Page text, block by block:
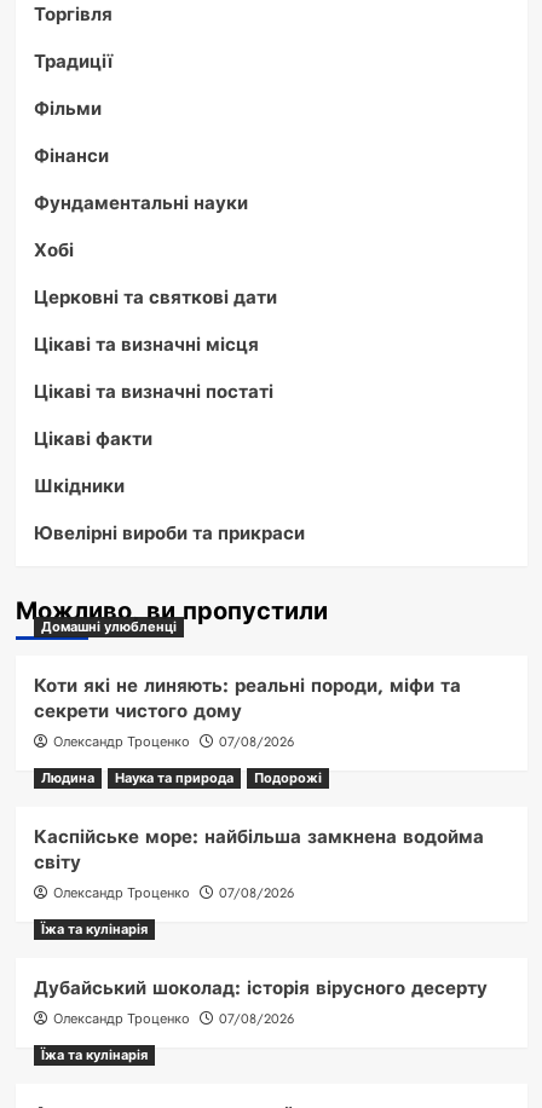
Торгівля
Традиції
Фільми
Фінанси
Фундаментальні науки
Хобі
Церковні та святкові дати
Цікаві та визначні місця
Цікаві та визначні постаті
Цікаві факти
Шкідники
Ювелірні вироби та прикраси
Можливо, ви пропустили
Домашні улюбленці
Коти які не линяють: реальні породи, міфи та
секрети чистого дому
Олександр Троценко
07/08/2026
Людина
Наука та природа Подорожі
Каспійське море: найбільша замкнена водойма
світу
Олександр Троценко
07/08/2026
Їжа та кулінарія
Дубайський шоколад: історія вірусного десерту
Олександр Троценко
07/08/2026
Їжа та кулінарія